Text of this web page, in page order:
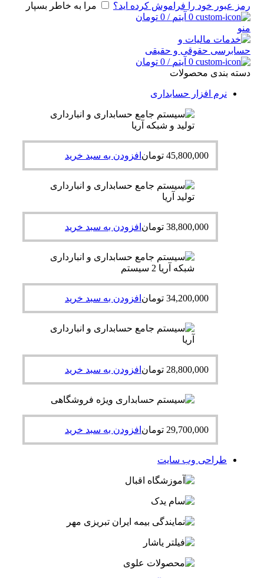
رمز عبور خود را فراموش کرده اید؟
مرا به خاطر بسپار
0 آیتم /
0 تومان
منو
0 آیتم /
0 تومان
دسته بندی محصولات
نرم افزار حسابداری
45,800,000 تومان افزودن به سبد خرید
38,800,000 تومان افزودن به سبد خرید
34,200,000 تومان افزودن به سبد خرید
28,800,000 تومان افزودن به سبد خرید
29,700,000 تومان افزودن به سبد خرید
طراحی وب سایت